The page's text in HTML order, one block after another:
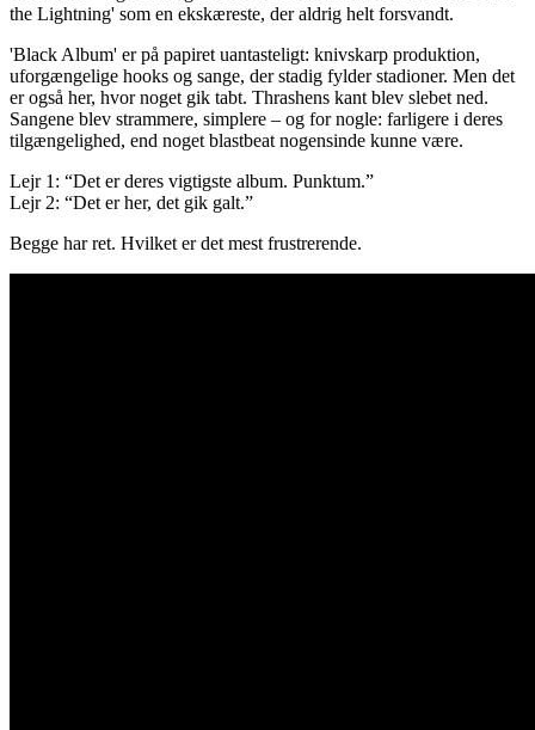
the Lightning' som en ekskæreste, der aldrig helt forsvandt.
'Black Album' er på papiret uantasteligt: knivskarp produktion,
uforgængelige hooks og sange, der stadig fylder stadioner. Men det
er også her, hvor noget gik tabt. Thrashens kant blev slebet ned.
Sangene blev strammere, simplere – og for nogle: farligere i deres
tilgængelighed, end noget blastbeat nogensinde kunne være.
Lejr 1: “Det er deres vigtigste album. Punktum.”
Lejr 2: “Det er her, det gik galt.”
Begge har ret. Hvilket er det mest frustrerende.